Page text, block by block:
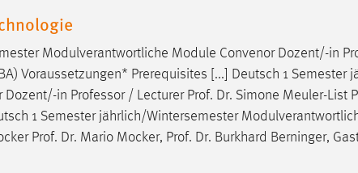
Modulverantwortliche Module Convenor Dozent/-in
Voraussetzungen* Prerequisites [...] Deutsch 1 Semester
Dozent/-in Professor/ Lecturer Prof. Dr. Simone Meuler-List
1 Semester jährlich/Wintersemester
Prof. Dr. Mario Mocker, Prof. Dr. Burkhard Berninger,